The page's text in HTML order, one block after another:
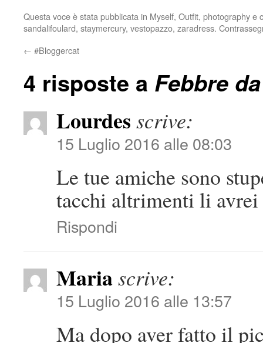
Questa voce è stata pubblicata in Myself, Outfit, photographye
sandalifoulard, staymercury, vestopazzo, zaradress.
← #Bloggercat
4 risposte a Febbre
Lourdes scrive:
15 Luglio 2016 alle 08:03
Le tue amiche sono
tacchi altrimenti li
Rispondi
Mariascrive:
15 Luglio 2016 alle 13:57
Ma dopo aver fatto il